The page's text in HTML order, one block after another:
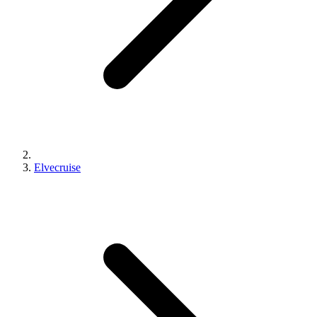
Elvecruise